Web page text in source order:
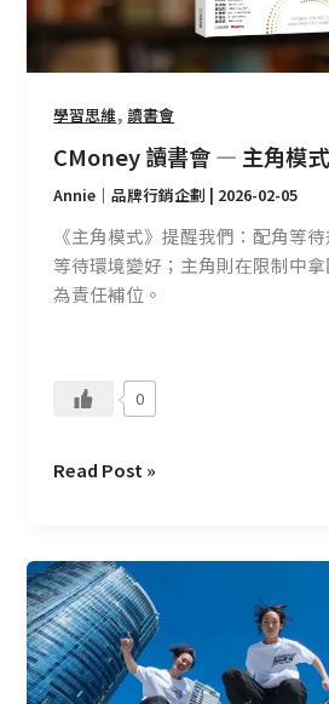
學習思維,讀書會
CMoney 讀書會 — 主角模式
Annie｜品牌行銷企劃 | 2026-02-05
《主角模式》提醒我們：配角等
等待環境變好；主角則在限制中
為責任補位。
0
模
式
Read Post »
別
讓
平
庸
成